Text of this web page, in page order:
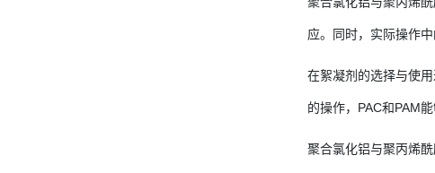
应。同时，实际操作
在絮凝剂的选择与使
的操作，PAC和PAM
聚合氯化铝与聚丙烯